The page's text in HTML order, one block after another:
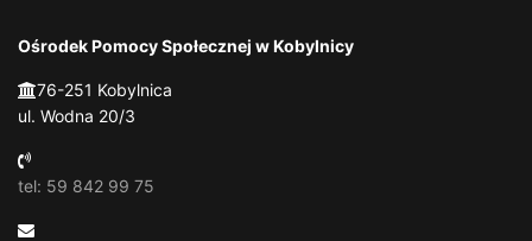
Ośrodek Pomocy Społecznej w Kobylnicy
76-251 Kobylnica
ul. Wodna 20/3
tel: 59 842 99 75